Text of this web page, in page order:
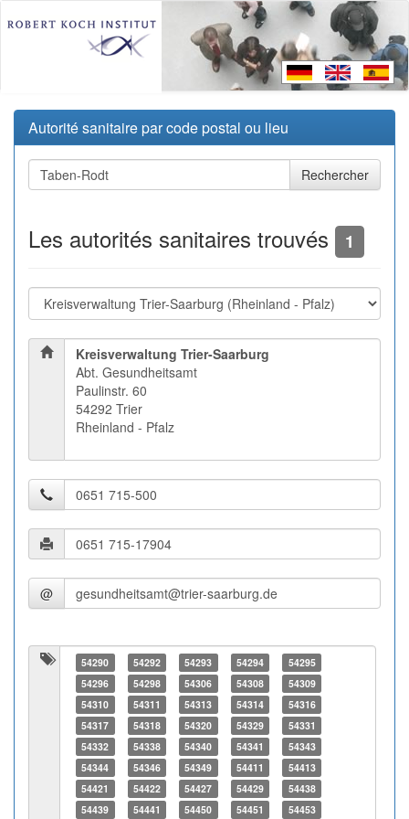
Autorité sanitaire par code postal ou lieu
Les autorités sanitaires trouvés 1
Kreisverwaltung Trier-Saarburg
Abt. Gesundheitsamt
Paulinstr. 60
54292 Trier
Rheinland - Pfalz
@
54290 54292 54293 54294
54295
54296
54298 54306 54308
54309
54310
54311 54313 54314
54316
54317
54318 54320 54329
54331
54332
54338 54340 54341
54343
54344
54346 54349 54411
54413
54421
54422 54427 54429
54438
54439
54441 54450 54451 54453